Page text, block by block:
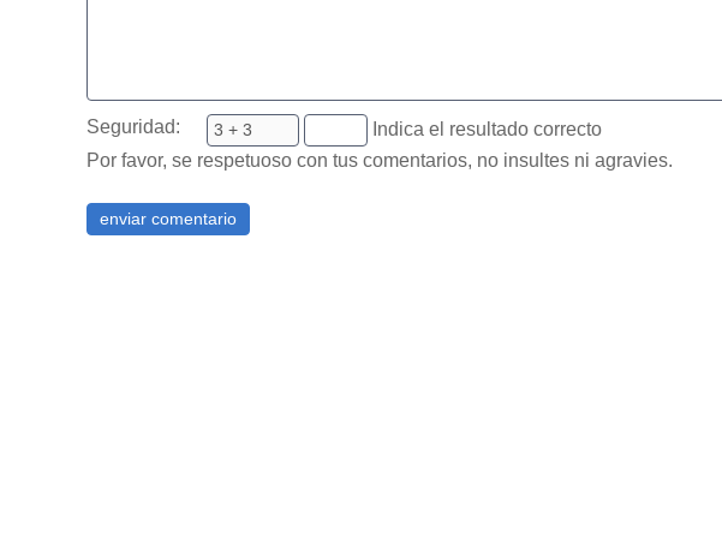
Seguridad:
Indica el resultado correcto
Por favor, se respetuoso con tus comentarios, no insultes ni agravies.